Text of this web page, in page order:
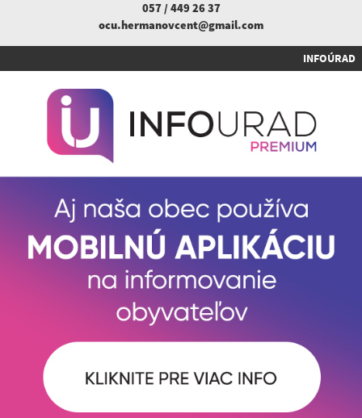
057 / 449 26 37
ocu.hermanovcent@gmail.com
INFOÚRAD